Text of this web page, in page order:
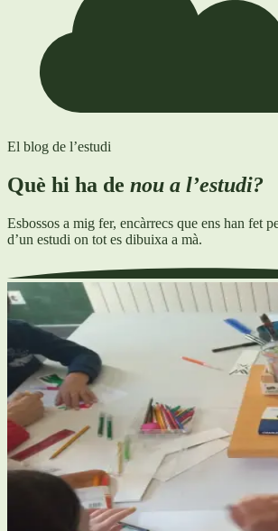
El blog de l’estudi
Què hi ha de nou a l’estudi?
Esbossos a mig fer, encàrrecs que ens han fet
d’un estudi on tot es dibuixa a mà.